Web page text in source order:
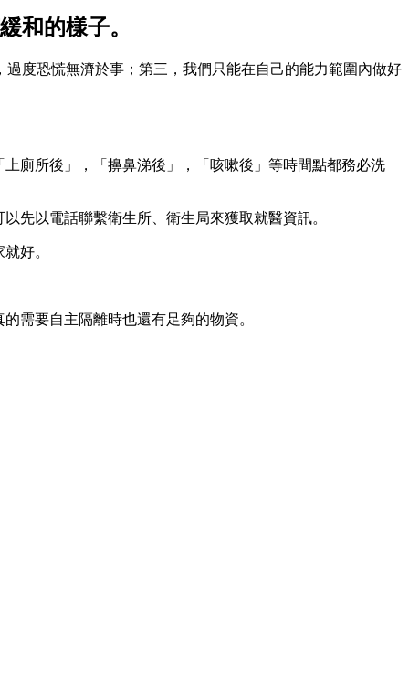
和的樣子。
度恐慌無濟於事；第三，我們只能在自己的能力範圍內做好
廁所後」，「擤鼻涕後」，「咳嗽後」等時間點都務必洗
先以電話聯繫衛生所、衛生局來獲取就醫資訊。
好。
需要自主隔離時也還有足夠的物資。